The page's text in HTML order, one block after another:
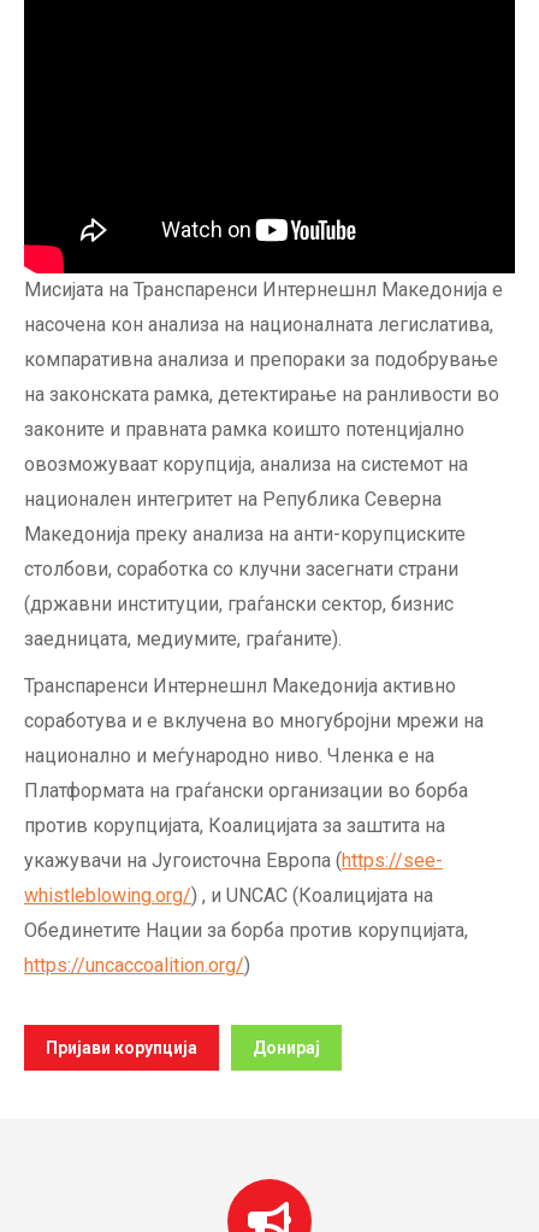
Мисијата на Транспаренси Интернешнл Македонија е
насочена кон aнализа на националната легислатива,
компаративна анализа и препораки за подобрување
на законската рамка, детектирање на ранливости во
законите и правната рамка коишто потенцијално
овозможуваат корупција, анализа на системот на
национален интегритет на Република Северна
Македонија преку анализа на анти-корупциските
столбови, соработка со клучни засегнати страни
(државни институции, граѓански сектор, бизнис
заедницата, медиумите, граѓаните).
Транспаренси Интернешнл Македонија активно
соработува и е вклучена во многубројни мрежи на
национално и меѓународно ниво. Членка е на
Платформата на граѓански организации во борба
против корупцијата, Коалицијата за заштита на
укажувачи на Југоисточна Европа (https://see-
whistleblowing.org/) , и UNCAC (Коалицијата на
Обединетите Нации за борба против корупцијата,
https://uncaccoalition.org/)
Пријави корупција Донирај